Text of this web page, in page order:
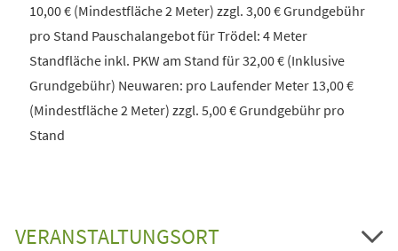
10,00 € (Mindestfläche 2 Meter) zzgl. 3,00 € Grundgebühr
pro Stand Pauschalangebot für Trödel: 4 Meter
Standfläche inkl. PKW am Stand für 32,00 € (Inklusive
Grundgebühr) Neuwaren: pro Laufender Meter 13,00 €
(Mindestfläche 2 Meter) zzgl. 5,00 € Grundgebühr pro
Stand
VERANSTALTUNGSORT